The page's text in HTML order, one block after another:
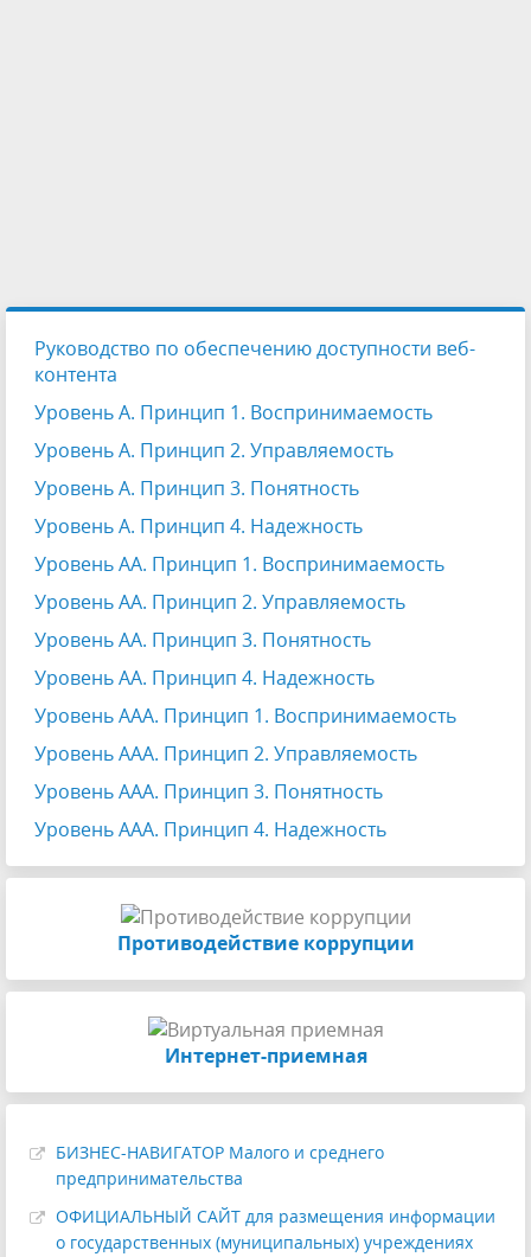
Руководство по обеспечению доступности веб-
контента
Уровень А. Принцип 1. Воспринимаемость
Уровень А. Принцип 2. Управляемость
Уровень А. Принцип 3. Понятность
Уровень А. Принцип 4. Надежность
Уровень АА. Принцип 1. Воспринимаемость
Уровень АА. Принцип 2. Управляемость
Уровень АА. Принцип 3. Понятность
Уровень АА. Принцип 4. Надежность
Уровень ААА. Принцип 1. Воспринимаемость
Уровень ААА. Принцип 2. Управляемость
Уровень ААА. Принцип 3. Понятность
Уровень ААА. Принцип 4. Надежность
Противодействие коррупции
Интернет-приемная
БИЗНЕС-НАВИГАТОР Малого и среднего
предпринимательства
ОФИЦИАЛЬНЫЙ САЙТ для размещения информации
о государственных (муниципальных) учреждениях